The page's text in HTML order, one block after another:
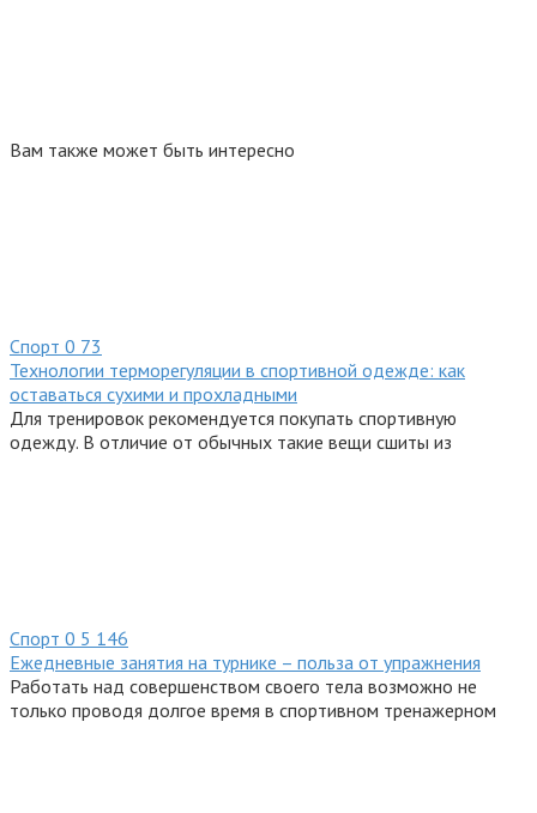
Вам также может быть интересно
Спорт 0 73
Технологии терморегуляции в спортивной одежде: как
оставаться сухими и прохладными
Для тренировок рекомендуется покупать спортивную
одежду. В отличие от обычных такие вещи сшиты из
Спорт 0 5 146
Ежедневные занятия на турнике – польза от упражнения
Работать над совершенством своего тела возможно не
только проводя долгое время в спортивном тренажерном